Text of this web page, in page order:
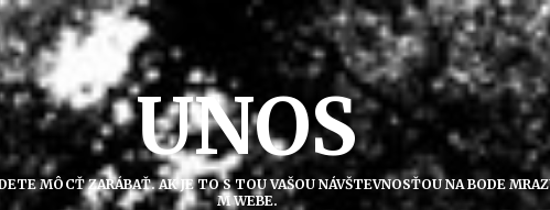
UNOS
MÔCŤ ZARÁBAŤ. AK JE TO S TOU VAŠOU NÁVŠTEVNOSŤOU NA BODE
M WEBE.